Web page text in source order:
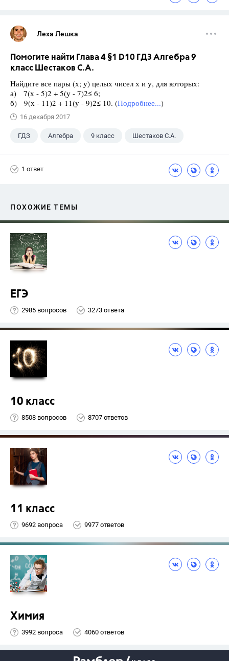
Леха Лешка
Помогите найти Глава 4 §1 D10 ГДЗ Алгебра 9
класс Шестаков С.А.
Найдите все пары (х; у) целых чисел х и у, для которых:
а) 7(х - 5)2 + 5(у - 7)2≤ 6;
б) 9(х - 11)2 + 11(у - 9)2≤ 10. (Подробнее...)
16 декабря 2017
ГДЗ Алгебра 9 класс Шестаков С.А.
1 ответ
ПОХОЖИЕ ТЕМЫ
ЕГЭ
2985 вопросов 3273 ответа
10 класс
8508 вопросов 8707 ответов
11 класс
9692 вопроса 9977 ответов
Химия
3992 вопроса 4060 ответов